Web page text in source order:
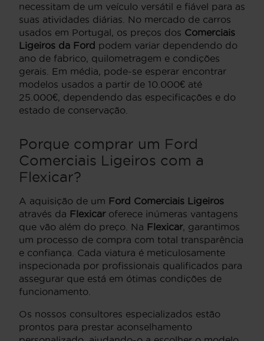
necessitam de um veículo versátil e fiável para as
suas atividades diárias. No mercado de carros
usados em Portugal, os preços dos Comerciais
Ligeiros da Ford podem variar dependendo do
ano de fabrico, quilometragem e condições
gerais. Em média, pode-se esperar encontrar
modelos usados a partir de 10.000€ até
25.000€, dependendo das especificações e do
estado de conservação.
Porque comprar um Ford
Comerciais Ligeiros com a
Flexicar?
A aquisição de um Ford Comerciais Ligeiros
através da Flexicaroferece inúmeras vantagens
que vão além do preço. Na Flexicar, garantimos
um processo de compra com total transparência
e confiança. Cada viatura é meticulosamente
inspecionada por profissionais qualificados para
assegurar que está em ótimas condições de
funcionamento.
Os nossos consultores especializados estão
prontos para prestar aconselhamento